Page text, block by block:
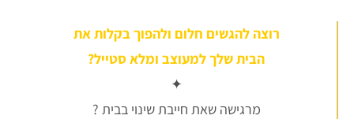
רוצה להגשים חלום ולהפוך בקלות את
הבית שלך למעוצב ומלא סטייל?
✦
מרגישה שאת חייבת שינוי בבית ?